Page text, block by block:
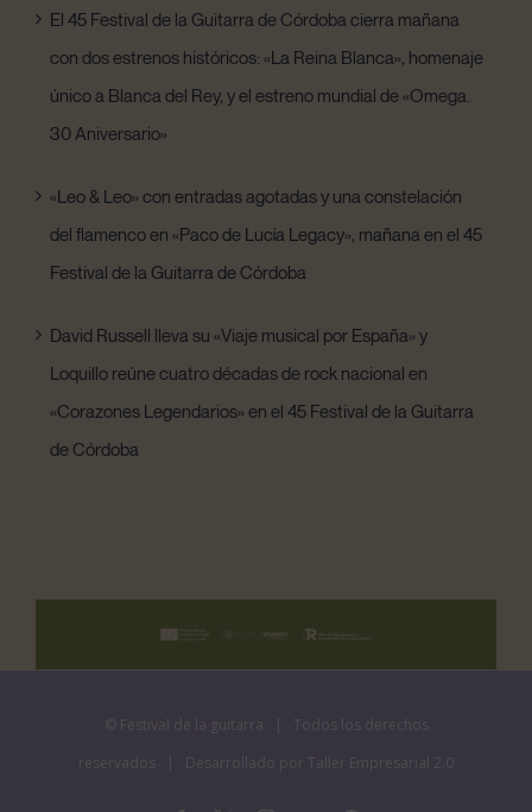
El 45 Festival de la Guitarra de Córdoba cierra mañana
con dos estrenos históricos: «La Reina Blanca», homenaje
único a Blanca del Rey, y el estreno mundial de «Omega.
30 Aniversario»
«Leo & Leo» con entradas agotadas y una constelación
del flamenco en «Paco de Lucía Legacy», mañana en el 45
Festival de la Guitarra de Córdoba
David Russell lleva su «Viaje musical por España» y
Loquillo reúne cuatro décadas de rock nacional en
«Corazones Legendarios» en el 45 Festival de la Guitarra
de Córdoba
© Festival de la guitarra
| Todos los derechos
reservados | Desarrollado por Taller Empresarial 2.0